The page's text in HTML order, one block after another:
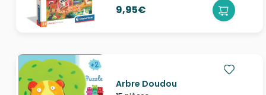
9,95€
Arbre Doudou